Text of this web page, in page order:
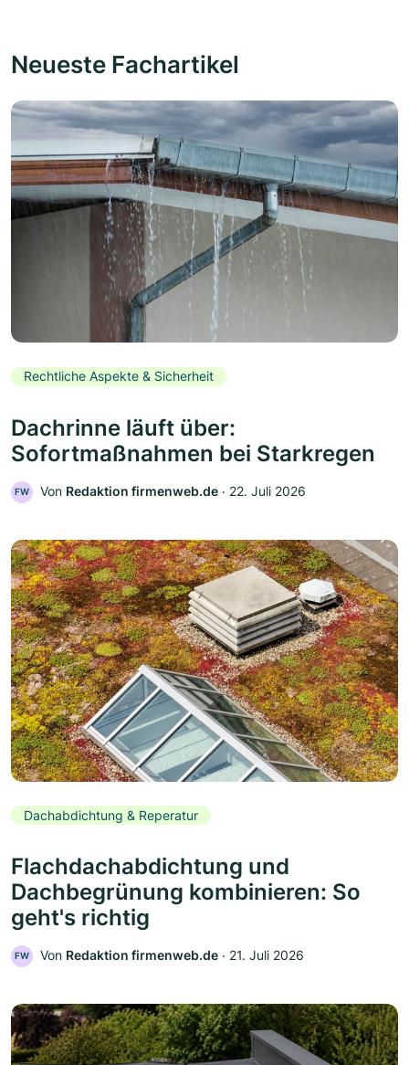
Neueste Fachartikel
Rechtliche Aspekte & Sicherheit
Dachrinne läuft über:
Sofortmaßnahmen bei Starkregen
FW Von Redaktion firmenweb.de ‧ 22. Juli 2026
Dachabdichtung & Reperatur
Flachdachabdichtung und
Dachbegrünung kombinieren: So
geht's richtig
FW Von Redaktion firmenweb.de ‧ 21. Juli 2026